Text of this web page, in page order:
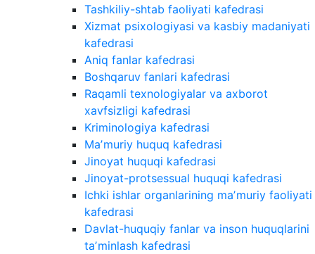
Tashkiliy-shtab faoliyati kafedrasi
Xizmat psixologiyasi va kasbiy madaniyati
kafedrasi
Aniq fanlar kafedrasi
Boshqaruv fanlari kafedrasi
Raqamli texnologiyalar va axborot
xavfsizligi kafedrasi
Kriminologiya kafedrasi
Maʼmuriy huquq kafedrasi
Jinoyat huquqi kafedrasi
Jinoyat-protsessual huquqi kafedrasi
Ichki ishlar organlarining maʼmuriy faoliyati
kafedrasi
Davlat-huquqiy fanlar va inson huquqlarini
taʼminlash kafedrasi